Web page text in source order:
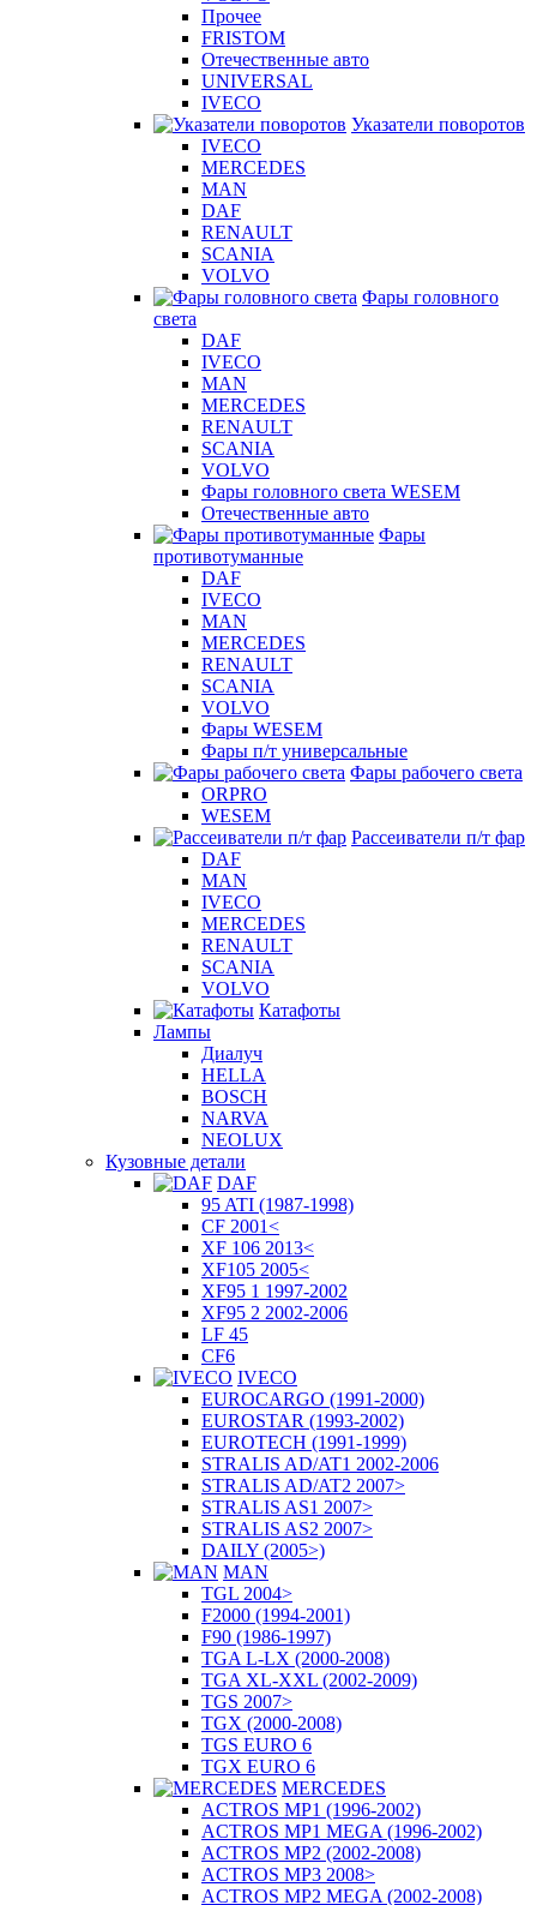
Прочее
FRISTOM
Отечественные авто
UNIVERSAL
IVECO
Указатели поворотов
IVECO
MERCEDES
MAN
DAF
RENAULT
SCANIA
VOLVO
Фары головного
света
DAF
IVECO
MAN
MERCEDES
RENAULT
SCANIA
VOLVO
Фары головного света WESEM
Отечественные авто
Фары
противотуманные
DAF
IVECO
MAN
MERCEDES
RENAULT
SCANIA
VOLVO
Фары WESEM
Фары п/т универсальные
Фары рабочего света
ORPRO
WESEM
Рассеиватели п/т фар
DAF
MAN
IVECO
MERCEDES
RENAULT
SCANIA
VOLVO
Катафоты
Лампы
Диалуч
HELLA
BOSCH
NARVA
NEOLUX
Кузовные детали
DAF
95 ATI (1987-1998)
CF 2001<
XF 106 2013<
XF105 2005<
XF95 1 1997-2002
XF95 2 2002-2006
LF 45
CF6
IVECO
EUROCARGO (1991-2000)
EUROSTAR (1993-2002)
EUROTECH (1991-1999)
STRALIS AD/AT1 2002-2006
STRALIS AD/AT2 2007>
STRALIS AS1 2007>
STRALIS AS2 2007>
DAILY (2005>)
MAN
TGL 2004>
F2000 (1994-2001)
F90 (1986-1997)
TGA L-LX (2000-2008)
TGA XL-XXL (2002-2009)
TGS 2007>
TGX (2000-2008)
TGS EURO 6
TGX EURO 6
MERCEDES
ACTROS MP1 (1996-2002)
ACTROS MP1 MEGA (1996-2002)
ACTROS MP2 (2002-2008)
ACTROS MP3 2008>
ACTROS MP2 MEGA (2002-2008)